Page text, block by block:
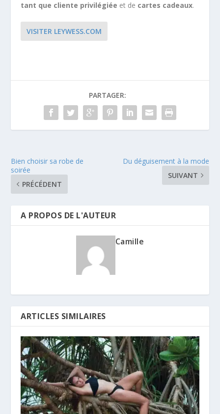
tant que cliente privilégiée et de cartes cadeaux.
VISITER LEYWESS.COM
PARTAGER:
Bien choisir sa robe de
soirée
PRÉCÉDENT
Du déguisement à la mode
SUIVANT
A PROPOS DE L'AUTEUR
Camille
ARTICLES SIMILAIRES